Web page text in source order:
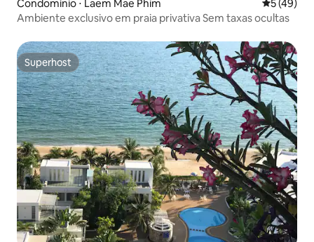
Condomínio ⋅ Laem Mae Phim 5 de uma
5 (49)
Ambiente exclusivo em praia privativa Sem taxas ocultas
Superhost
Superhost